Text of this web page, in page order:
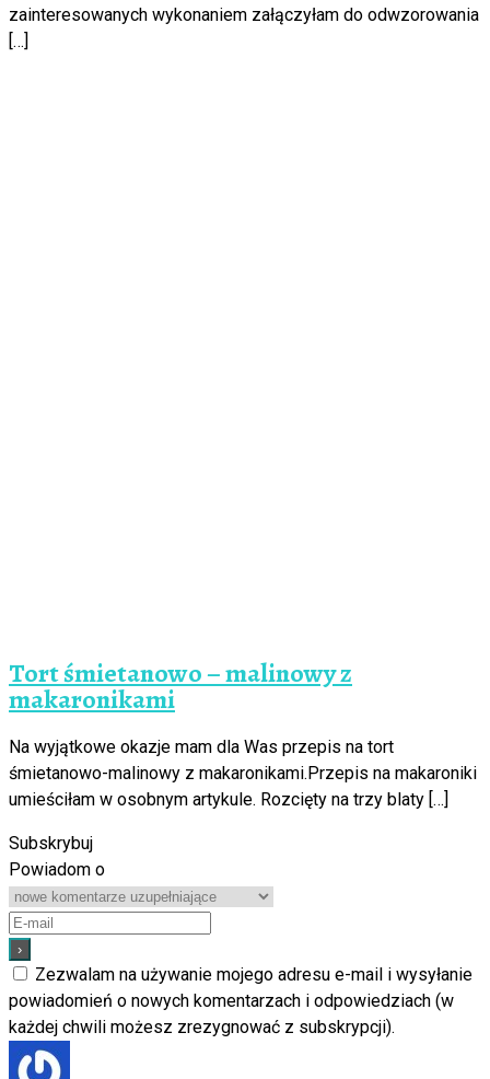
zainteresowanych wykonaniem załączyłam do odwzorowania
[…]
Tort śmietanowo – malinowy z
makaronikami
Na wyjątkowe okazje mam dla Was przepis na tort
śmietanowo-malinowy z makaronikami.Przepis na makaroniki
umieściłam w osobnym artykule. Rozcięty na trzy blaty […]
Subskrybuj
Powiadom o
Zezwalam na używanie mojego adresu e-mail i wysyłanie
powiadomień o nowych komentarzach i odpowiedziach (w
każdej chwili możesz zrezygnować z subskrypcji).